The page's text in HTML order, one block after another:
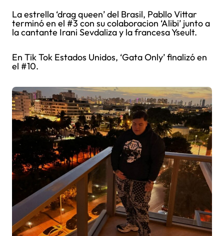
La estrella ‘drag queen’ del Brasil, Pabllo Vittar
terminó en el #3 con su colaboracion ‘Alibi’ junto a
la cantante Irani Sevdaliza y la francesa Yseult.
En Tik Tok Estados Unidos, ‘Gata Only’ finalizó en
el #10.